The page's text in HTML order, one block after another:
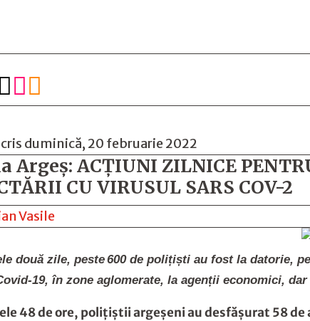

duminică, 20 februarie 2022
Argeș: ACȚIUNI ZILNICE
CU VIRUSUL SARS COV-2
Vasile
două zile, peste600 de polițiști au fost la datorie,
19, în zone aglomerate, la agenții economici,
48 de ore, polițiștii argeșeni au desfășurat 58